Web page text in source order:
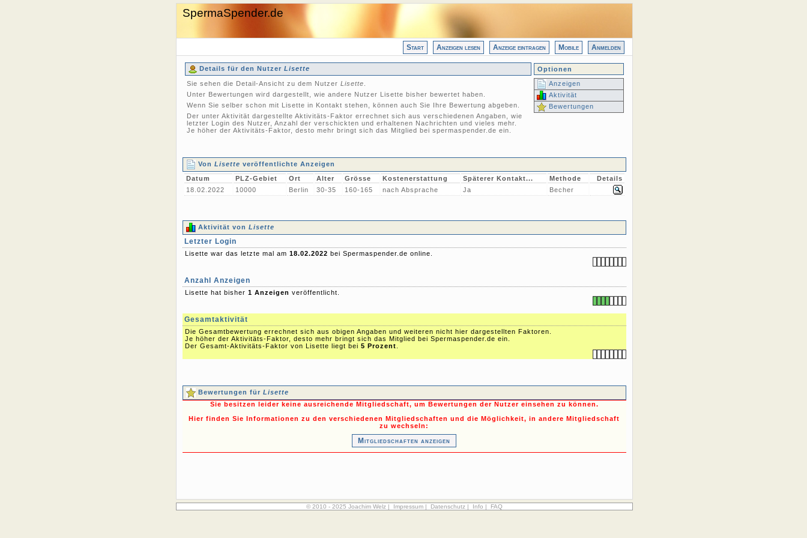
SpermaSpender.de
Start Anzeigen lesen Anzeige eintragen Mobile Anmelden
Details für den Nutzer Lisette
Optionen
Sie sehen die Detail-Ansicht zu dem Nutzer Lisette
Unter Bewertungen wird dargestellt, wie andere Nutzer Lisette bisher bewertet haben.
Wenn Sie selber schon mit Lisette in Kontakt stehen, können auch Sie Ihre Bewertung abgeben.
Der unter Aktivität dargestellte Aktivitäts-Faktor errechnet sich aus verschiedenen Angaben, wie
letzter Login des Nutzer, Anzahl der verschickten und erhaltenen Nachrichten und vieles mehr.
Je höher der Aktivitäts-Faktor, desto mehr bringt sich das Mitglied bei spermaspender.de ein.
Anzeigen
Aktivität
Bewertungen
Von Lisette veröffentlichte Anzeigen
Datum PLZ-Gebiet Ort Alter Grösse Kostenerstattung Späterer Kontakt... Methode
Details
18.02.2022
10000 Berlin 30-35 160-165 nach Absprache Ja Becher
Aktivität von Lisette
Letzter Login
Lisette war das letzte mal am 18.02.2022 bei Spermaspender.de online.
Anzahl Anzeigen
Lisette hat bisher 1 Anzeigen veröffentlicht.
Gesamtaktivität
Die Gesamtbewertung errechnet sich aus obigen Angaben und weiteren nicht hier dargestellten Faktoren.
Je höher der Aktivitäts-Faktor, desto mehr bringt sich das Mitglied bei Spermaspender.de ein.
Der Gesamt-Aktivitäts-Faktor von Lisette liegt bei 5 Prozent
Bewertungen für Lisette
Sie besitzen leider keine ausreichende Mitgliedschaft, um Bewertungen der Nutzer einsehen zu können.
Hier finden Sie Informationen zu den verschiedenen Mitgliedschaften und die Möglichkeit, in andere Mitgliedschaft
zu wechseln:
Mitgliedschaften anzeigen
© 2010 - 2025 Joachim Welz | Impressum| Datenschutz| Info | FAQ